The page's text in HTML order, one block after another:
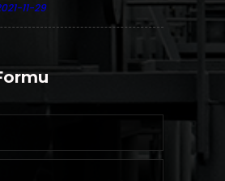
11-29